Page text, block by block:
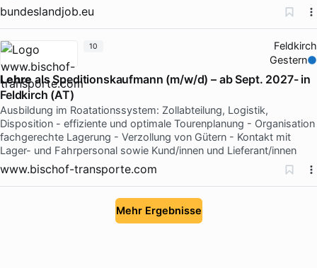
bundeslandjob.eu
Feldkirch
Gestern
Lehreals Speditionskaufmann (m/w/d) – ab Sept. 2027- in
Feldkirch (AT)
Ausbildung im Roatationssystem: Zollabteilung, Logistik,
Disposition - effiziente und optimale Tourenplanung - Organisation
fachgerechte Lagerung - Verzollung von Gütern - Kontakt mit
Lager- und Fahrpersonal sowie Kund/innen und Lieferant/innen
www.bischof-transporte.com
10
Mehr Ergebnisse